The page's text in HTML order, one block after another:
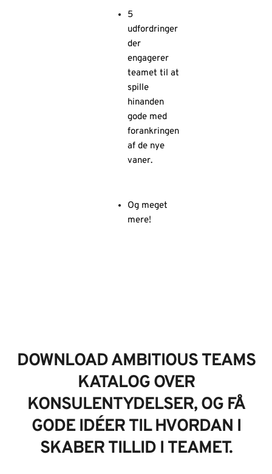
5
udfordringer
der
engagerer
teamet til at
spille
hinanden
gode med
forankringen
af de nye
vaner.
Og meget
mere!
DOWNLOAD AMBITIOUS TEAMS
KATALOG OVER
KONSULENTYDELSER, OG FÅ
GODE IDÉER TIL HVORDAN I
SKABER TILLID I TEAMET.